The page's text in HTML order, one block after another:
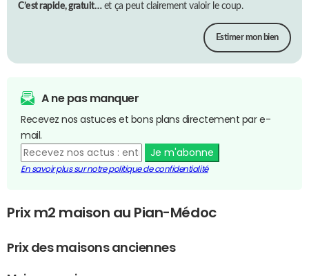
C’est rapide, gratuit…et ça peut clairement valoir le coup.
Estimer mon bien
A ne pas manquer
Recevez nos astuces et bons plans directement par e-
mail.
Je m'abonne
En savoir plus sur notre politique de confidentialité
Prix m2 maison au Pian-Médoc
Prix des maisons anciennes